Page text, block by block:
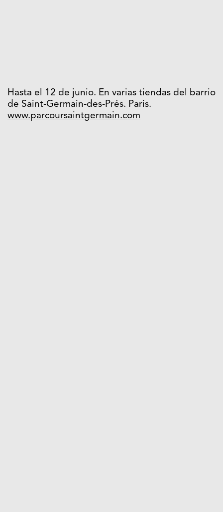
Hasta el 12 de junio. En varias tiendas del barrio
de Saint-Germain-des-Prés. Paris.
www.parcoursaintgermain.com